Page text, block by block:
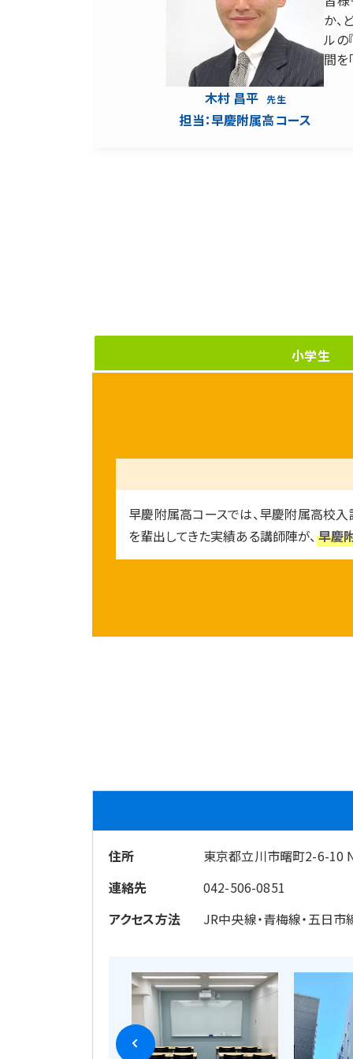
木村 昌平 先生
担当：早慶附属高コース
か、
ルの
間を
小学生
早慶附属高コースでは、早慶附属高校入
を輩出してきた実績ある講師陣が、早慶
住所
東京都立川市曙町2-6-10
連絡先
042-506-0851
アクセス方法
JR中央線・青梅線・五日市